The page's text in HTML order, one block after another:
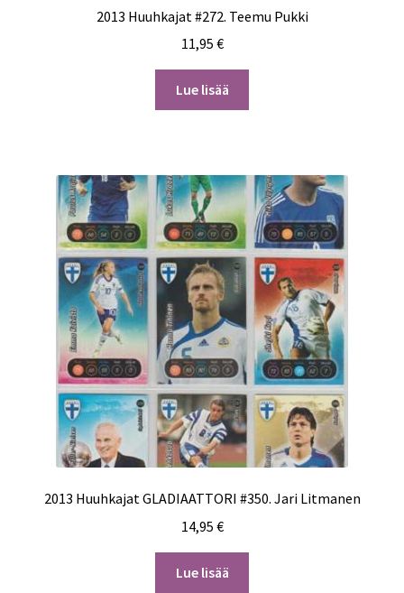
2013 Huuhkajat #272. Teemu Pukki
11,95 €
Lue lisää
2013 Huuhkajat GLADIAATTORI #350. Jari Litmanen
14,95 €
Lue lisää